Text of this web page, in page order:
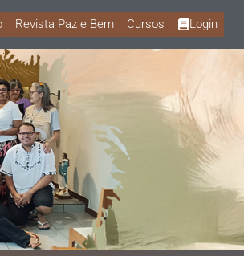
Revista Paz e Bem Cursos Login